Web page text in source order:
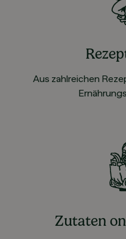
Aus zahlreichen
Zutaten